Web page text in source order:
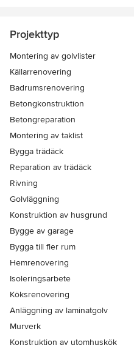
Projekttyp
Montering av golvlister
Källarrenovering
Badrumsrenovering
Betongkonstruktion
Betongreparation
Montering av taklist
Bygga trädäck
Reparation av trädäck
Rivning
Golvläggning
Konstruktion av husgrund
Bygge av garage
Bygga till fler rum
Hemrenovering
Isoleringsarbete
Köksrenovering
Anläggning av laminatgolv
Murverk
Konstruktion av utomhuskök